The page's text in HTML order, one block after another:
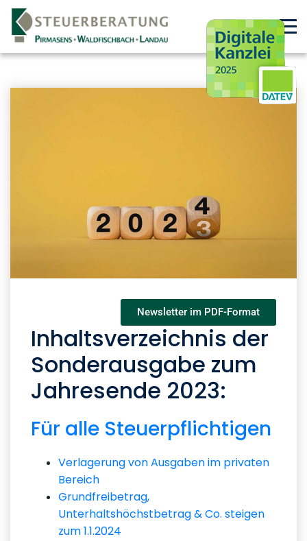
Newsletter im PDF-Format
Inhaltsverzeichnis der
Sonderausgabe zum
Jahresende 2023:
Für alle Steuerpflichtigen
Verlagerung von Ausgaben im privaten
Bereich
Grundfreibetrag,
Unterhaltshöchstbetrag & Co. steigen
zum 1.1.2024